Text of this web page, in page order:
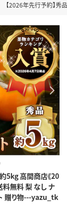
【2026年先行予約】
5kg 高間商店《20
無料 梨 なし ナ
贈り物---yazu_tk